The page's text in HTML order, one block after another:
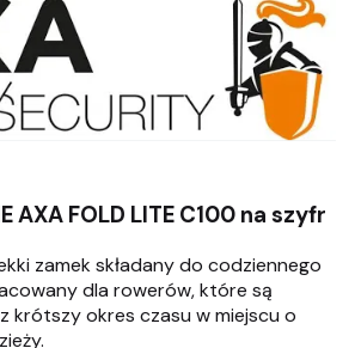
AXA FOLD LITE C100 na szyfr
zamek składany do codziennego
dla rowerów, które są
krótszy okres czasu w miejscu o